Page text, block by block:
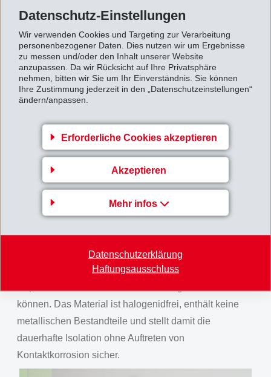
Datenschutz-Einstellungen
Wir verwenden Cookies und Targeting zur Verarbeitung
personenbezogener Daten. Dies nutzen wir um Ergebnisse
zu messen und/oder den Inhalt unserer Website
anzupassen. Da wir Rücksicht auf Ihre Privatsphäre
nehmen, bitten wir Sie um Ihr Einverständnis. Sie können
Ihre Zustimmung jederzeit in den „Datenschutzeinstellungen“
ändern/anpassen.
Erforderliche Cookies akzeptieren
Akzeptieren
Mehr infos
Datenschutzerklärung
Haftungsausschluss
Elektroautos bis 1'000 V wurde ein hochinnovativer
für Verbindungen bis 95 mm2 Kabelquerschnitt die
derzeit kleinsten und kompaktesten Stecker auf dem
Markt. Zum Einsatz kommen diese in der motornahen
Verbauung in Batterieelektroautos (BEV) und Plug-in
140°C.
Das speziell für diese Anwendung entwickelte EMS-
Polymer Grilon XE 16076 mit 60%
Glasfaserverstärkung hat gegenüber herkömmlichen
PA6-Typen eine um 40% verbesserte Fliessfähigkeit.
Die Farbe ist selbst nach 1'000 h Lagerung bei 150°C
farbstabil und erlaubt eine einfache Laserbeschriftung.
Die exzellente Festigkeit des Materials verhindert die
Verformung und bleibt gleichwohl flexibel genug, um
können. Das Material ist halogenidfrei, enthält keine
metallischen Bestandteile und stellt damit die
dauerhafte Isolation ohne Auftreten von
Kontaktkorrosion sicher.